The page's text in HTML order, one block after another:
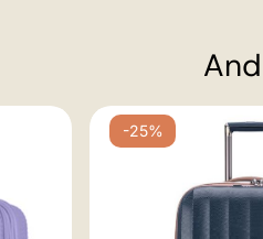
-25%